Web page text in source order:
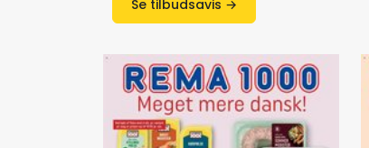
Se tilbudsavis →